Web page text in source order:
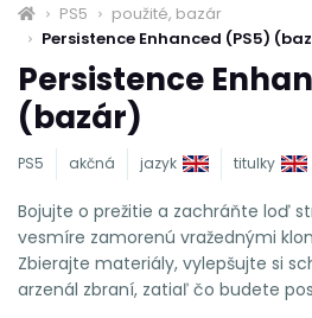
PS5
použité, bazár
Persistence Enhanced (PS5)
Persistence
(bazár)
PS5 akčná jazyk titulky
Bojujte o prežitie a zachráňte loď
vesmíre zamorenú vražednými
Zbierajte materiály, vylepšujte si
arzenál zbraní, zatiaľ čo budete